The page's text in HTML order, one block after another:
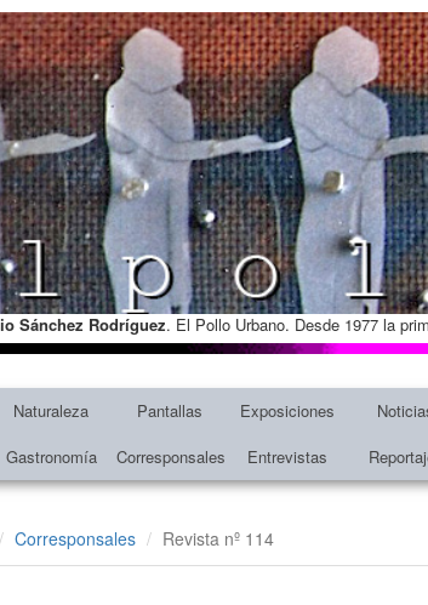
Sánchez Rodríguez. El Pollo Urbano. Desde 1977 la
Naturaleza Pantallas Exposiciones
Gastronomía Corresponsales Entrevistas
Corresponsales Revista nº 114